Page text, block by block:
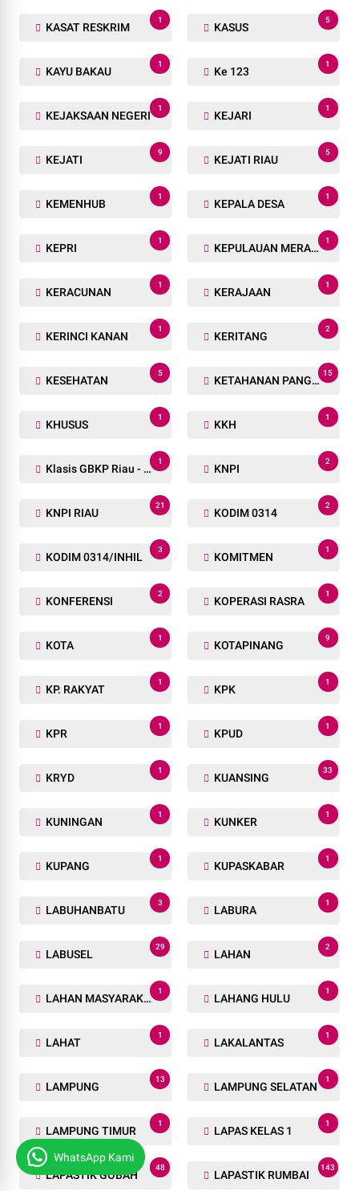
KASAT RESKRIM
1
KASUS
5
KAYU BAKAU
1
Ke 123
1
KEJAKSAAN NEGERI
1
KEJARI
1
KEJATI
9
KEJATI RIAU
5
KEMENHUB
1
KEPALA DESA
1
KEPRI
1
KEPULAUAN MERANTI
1
KERACUNAN
1
KERAJAAN
1
KERINCI KANAN
1
KERITANG
2
KESEHATAN
5
KETAHANAN PANGAN
15
KHUSUS
1
KKH
1
Klasis GBKP Riau - Sumbar.
1
KNPI
2
KNPI RIAU
21
KODIM 0314
2
KODIM 0314/INHIL
3
KOMITMEN
1
KONFERENSI
2
KOPERASI RASRA
1
KOTA
1
KOTAPINANG
9
KP. RAKYAT
1
KPK
1
KPR
1
KPUD
1
KRYD
1
KUANSING
33
KUNINGAN
1
KUNKER
1
KUPANG
1
KUPASKABAR
1
LABUHANBATU
3
LABURA
1
LABUSEL
29
LAHAN
2
LAHAN MASYARAKAT
1
LAHANG HULU
1
LAHAT
1
LAKALANTAS
1
LAMPUNG
13
LAMPUNG SELATAN
1
LAMPUNG TIMUR
1
LAPAS KELAS 1
1
LAPASTIK GOBAH
48
LAPASTIK RUMBAI
143
WhatsApp Kami